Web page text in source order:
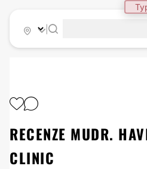
RECENZE MUDR.
CLINIC